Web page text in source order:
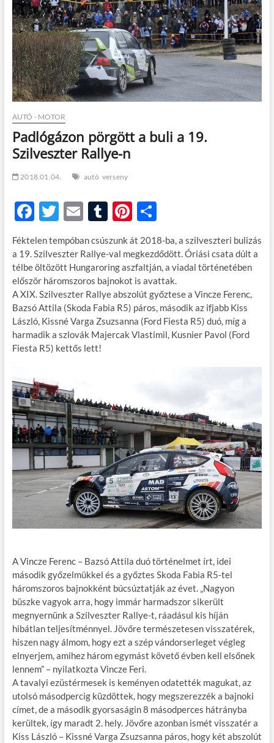
o
n
AUTÓ - MOTOR
Padlógázon pörgött a buli a 19.
Szilveszter Rallye-n
2018.01.04. autó verseny
F
ac
e
b
o
o
k
T
w
itt
er
E
ail
T
m
bl
r
Pi
nt
er
es
t
O
ss
za
m
e
g
Féktelen tempóban csúszunk át 2018-ba, a szilveszteri bulizás
a 19. Szilveszter Rallye-val megkezdődött. Óriási csata dúlt a
télbe öltözött Hungaroring aszfaltján, a viadal történetében
először háromszoros bajnokot is avattak.
A XIX. Szilveszter Rallye abszolút győztese a Vincze Ferenc,
Bazsó Attila (Skoda Fabia R5) páros, második az ifjabb Kiss
László, Kissné Varga Zsuzsanna (Ford Fiesta R5) duó, míg a
harmadik a szlovák Majercak Vlastimil, Kusnier Pavol (Ford
Fiesta R5) kettős lett!
A Vincze Ferenc – Bazsó Attila duó történelmet írt, idei
második győzelmükkel és a győztes Skoda Fabia R5-tel
háromszoros bajnokként búcsúztatják az évet. „Nagyon
büszke vagyok arra, hogy immár harmadszor sikerült
megnyernünk a Szilveszter Rallye-t, ráadásul kis híján
hibátlan teljesítménnyel. Jövőre természetesen visszatérek,
hiszen nagy álmom, hogy ezt a szép vándorserleget végleg
elnyerjem, amihez három egymást követő évben kell elsőnek
lennem” – nyilatkozta Vincze Feri.
A tavalyi ezüstérmesek is keményen odatették magukat, az
utolsó másodpercig küzdöttek, hogy megszerezzék a bajnoki
címet, de a második gyorsaságin 8 másodperces hátrányba
kerültek, így maradt 2. hely. Jövőre azonban ismét visszatér a
Kiss László – Kissné Varga Zsuzsanna páros, hogy két abszolút